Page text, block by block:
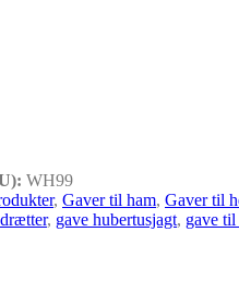
WH99
, Gaver til ham, Gaver til
, gave hubertusjagt, gave til